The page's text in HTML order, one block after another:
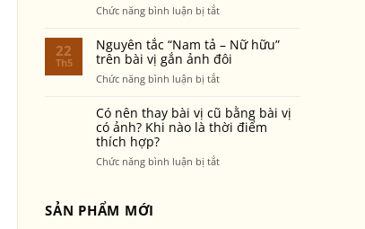
mộc
Đồng
Kỵ
đẹp,
nghiêm
cho
mọi
gian
thờ
Chức năng bình luận bị tắtở
do
chọn
ảnh
thờ
mộng
22
Th5
Nguyên tắc “Nam tả – Nữ hữu”
trên bài vị gắn ảnh đôi
Chức năng bình luận bị tắtở
tắc
“Nam
Nữ
Có nên thay bài vị cũ bằng bài vị
có ảnh? Khi nào là thời điểm
thích hợp?
Chức năng bình luận bị tắtở
SẢN PHẨM MỚI